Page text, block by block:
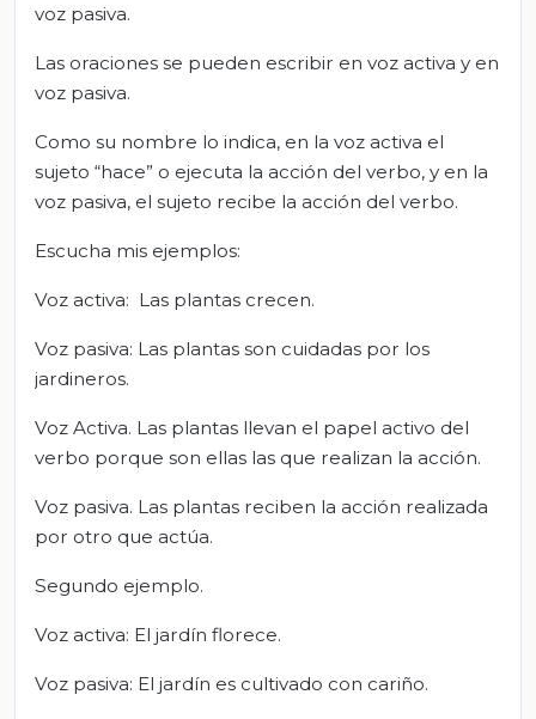
voz pasiva.
Las oraciones se pueden escribir en voz activa y en
voz pasiva.
Como su nombre lo indica, en la voz activa el
sujeto “hace” o ejecuta la acción del verbo, y en la
voz pasiva, el sujeto recibe la acción del verbo.
Escucha mis ejemplos:
Voz activa: Las plantas crecen.
Voz pasiva: Las plantas son cuidadas por los
jardineros.
Voz Activa. Las plantas llevan el papel activo del
verbo porque son ellas las que realizan la acción.
Voz pasiva. Las plantas reciben la acción realizada
por otro que actúa.
Segundo ejemplo.
Voz activa: El jardín florece.
Voz pasiva: El jardín es cultivado con cariño.